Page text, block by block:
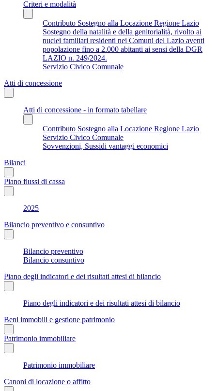
Criteri e modalità
Contributo Sostegno alla Locazione Regione Lazio
Sostegno della natalità e della genitorialità, rivolto ai
nuclei familiari residenti nei Comuni del Lazio aventi
popolazione fino a 2.000 abitanti ai sensi della DGR
LAZIO n. 249/2024.
Servizio Civico Comunale
Atti di concessione
Atti di concessione - in formato tabellare
Contributo Sostegno alla Locazione Regione Lazio
Servizio Civico Comunale
Sovvenzioni, Sussidi vantaggi economici
Bilanci
Piano flussi di cassa
2025
Bilancio preventivo e consuntivo
Bilancio preventivo
Bilancio consuntivo
Piano degli indicatori e dei risultati attesi di bilancio
Piano degli indicatori e dei risultati attesi di bilancio
Beni immobili e gestione patrimonio
Patrimonio immobiliare
Patrimonio immobiliare
Canoni di locazione o affitto